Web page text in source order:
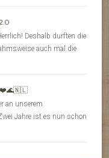
Deshalb durften die
auch mal die
❤️🌊🇳🇱
an unserem
Jahre ist es nun schon